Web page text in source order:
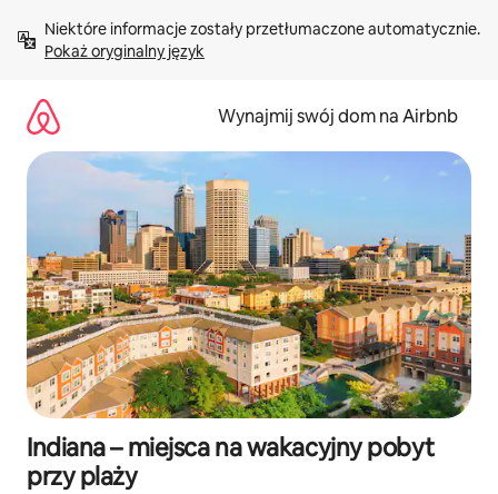
treści Pokaż oryginalny język
Wynajmij swój dom na Airbnb
Indiana – miejsca na wakacyjny pobyt
przy plaży